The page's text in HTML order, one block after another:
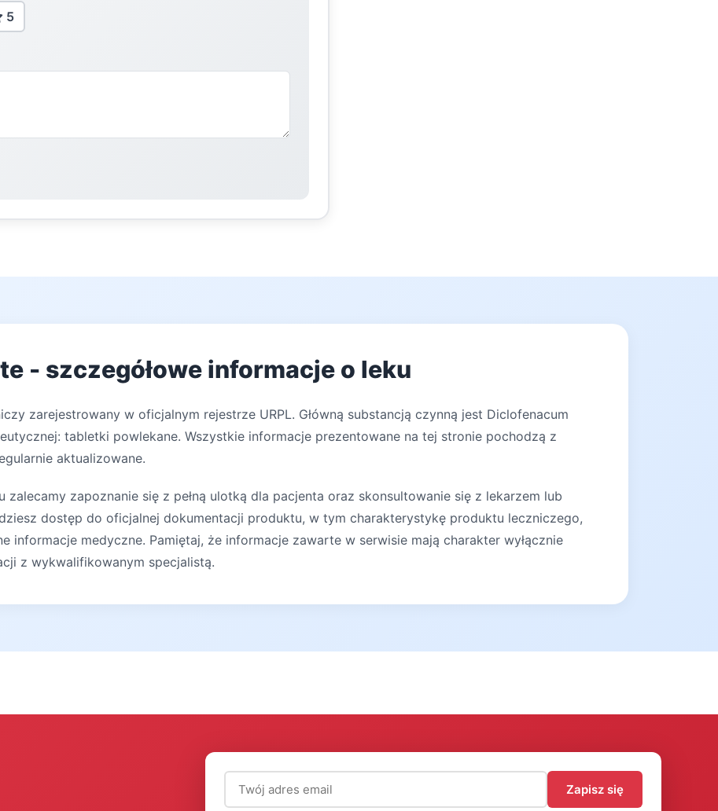
5
- szczegółowe informacje o leku
zarejestrowany w oficjalnym rejestrze URPL. Główną substancją czynną jest Diclofenacum
tabletki powlekane. Wszystkie informacje prezentowane na tej stronie pochodzą z
aktualizowane.
zapoznanie się z pełną ulotką dla pacjenta oraz skonsultowanie się z lekarzem lub
dostęp do oficjalnej dokumentacji produktu, w tym charakterystykę produktu leczniczego,
informacje medyczne. Pamiętaj, że informacje zawarte w serwisie mają charakter wyłącznie
z wykwalifikowanym specjalistą.
Adres email (wymagany)
Zapisz się